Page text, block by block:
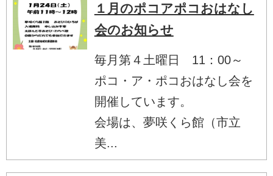
１月のポコアポコおはなし
会のお知らせ
毎月第４土曜日 11：00～
ポコ・ア・ポコおはなし会を
開催しています。
会場は、夢咲くら館（市立
美...